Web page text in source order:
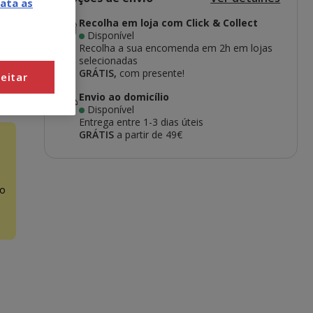
Recolha em loja com Click & Collect
Disponível
Recolha a sua encomenda em 2h em lojas
selecionadas
GRÁTIS, com presente!
Envio ao domicílio
Disponível
Entrega entre 1-3 dias úteis
GRÁTIS a partir de 49€
as